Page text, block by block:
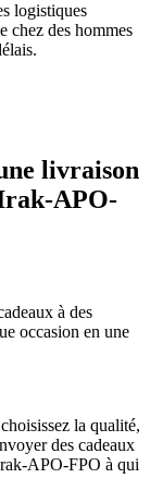
logistiques
chez des hommes
livraison
Irak-APO-
à des
occasion en une
la qualité,
des cadeaux
APO-FPO à qui